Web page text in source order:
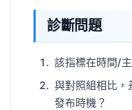
診斷問題
該指標在時間/
與對照組相比，
發布時機？